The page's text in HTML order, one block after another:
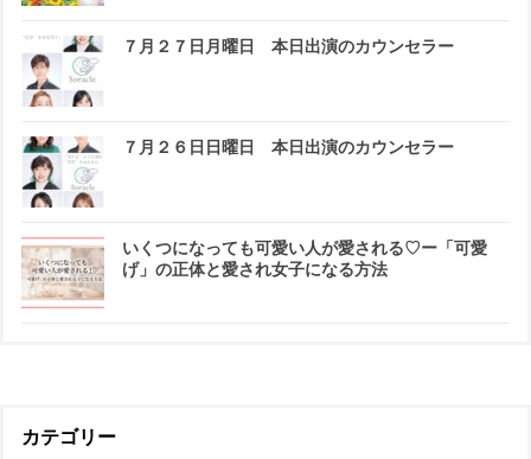
７月２７日月曜日 本日出演のカウンセラー
７月２６日日曜日 本日出演のカウンセラー
いくつになっても可愛い人が愛される♡ー「可愛
げ」の正体と愛され女子になる方法
カテゴリー